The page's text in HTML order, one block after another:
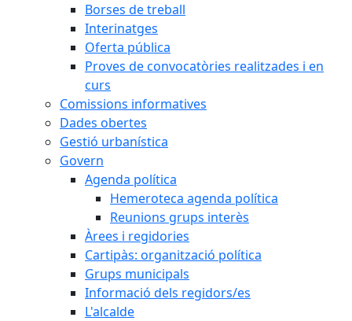
Borses de treball
Interinatges
Oferta pública
Proves de convocatòries realitzades i en
curs
Comissions informatives
Dades obertes
Gestió urbanística
Govern
Agenda política
Hemeroteca agenda política
Reunions grups interès
Àrees i regidories
Cartipàs: organització política
Grups municipals
Informació dels regidors/es
L'alcalde